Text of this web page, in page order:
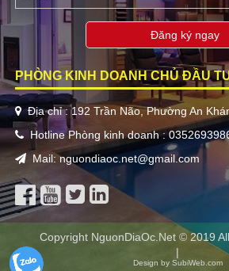
Đăng ký ngay
PHÒNG KINH DOANH CHỦ ĐẦU
Địa chỉ : 192 Trần Não, Phường An
Hotline Phòng kinh doanh :
Mail: nguondiaoc.net@gmail.com
Copyright NguonDiaOc.Net © 2019
|
Design by SubiWeb.com